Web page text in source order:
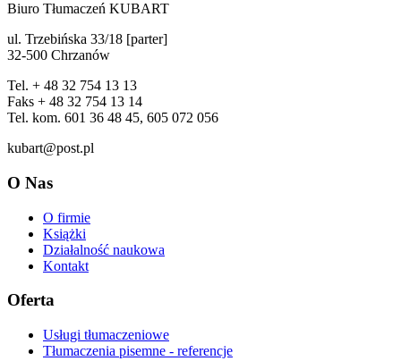
Biuro Tłumaczeń KUBART
ul. Trzebińska 33/18 [parter]
32-500 Chrzanów
Tel. + 48 32 754 13 13
Faks + 48 32 754 13 14
Tel. kom. 601 36 48 45, 605 072 056
kubart@post.pl
O Nas
O firmie
Książki
Działalność naukowa
Kontakt
Oferta
Usługi tłumaczeniowe
Tłumaczenia pisemne - referencje